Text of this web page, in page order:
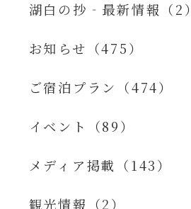
湖白の抄‐最新情報（2）
お知らせ（475）
ご宿泊プラン（474）
イベント（89）
メディア掲載（143）
観光情報（2）